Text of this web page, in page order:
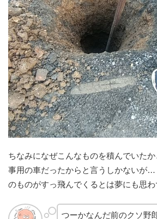
ちなみになぜこんなものを積んでいた
事用の車だったからと言うしかないが
のものがすっ飛んでくるとは夢にも思
つーかなんだ前のクソ野